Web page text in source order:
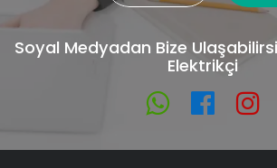
Soyal Medyadan Bize
Elektrikçi